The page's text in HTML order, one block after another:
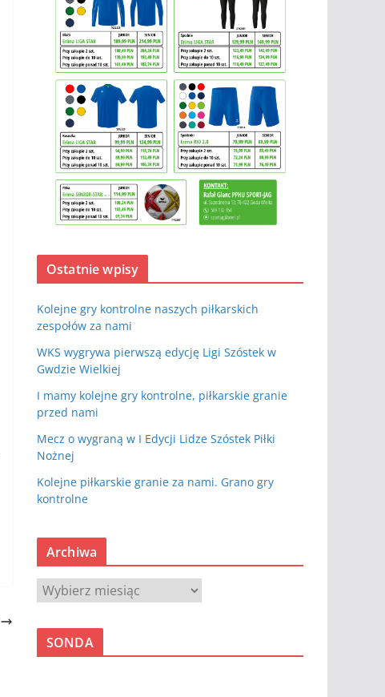
Ostatnie wpisy
Kolejne gry kontrolne naszych piłkarskich
zespołów za nami
WKS wygrywa pierwszą edycję Ligi Szóstek w
Gwdzie Wielkiej
I mamy kolejne gry kontrolne, piłkarskie granie
przed nami
Mecz o wygraną w I Edycji Lidze Szóstek Piłki
Nożnej
Kolejne piłkarskie granie za nami. Grano gry
kontrolne
Archiwa
A
c
SONDA